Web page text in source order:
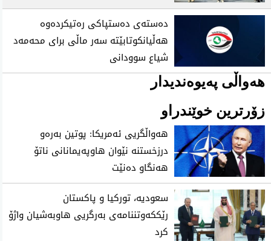
دەستەی دەستپاکی رەتیکردەوە
هەڵیانکوتابێتە سەر ماڵی برای محەمەد
شیاع سوودانی
هەواڵی پەیوەندیدار
زۆرترین خوێندراو
هەواڵگریی ئەمریکا: پوتین بەرەو
درزخستنە نێوان هاوپەیمانانی ناتۆ
هەنگاو دەنێت
سعودیه‌، توركیا و پاكستان
رێككه‌وتننامه‌ی به‌رگریی هاوبه‌شیان واژۆ
كرد